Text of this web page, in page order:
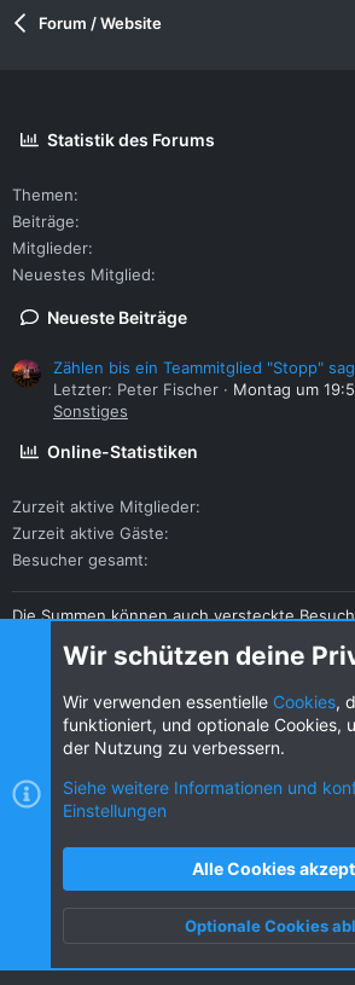
Forum / Website
Statistik des Forums
Themen
Beiträge
Mitglieder
Neuestes Mitglied
Neueste Beiträge
Zählen bis ein Teammitglied "Stopp"
Letzter: Peter Fischer
Montag um
Sonstiges
Online-Statistiken
Zurzeit aktive Mitglieder
Zurzeit aktive Gäste
Besucher gesamt
Die Summen können auch versteckte
Diese Seite teilen
Nutzungsbedingungen
S
Wir schützen deine
Wir verwenden essentielle Cookies,
funktioniert, und optionale Cookies,
der Nutzung zu verbessern.
Siehe weitere Informationen und
Einstellungen
Alle Cookies
Optionale Cookies